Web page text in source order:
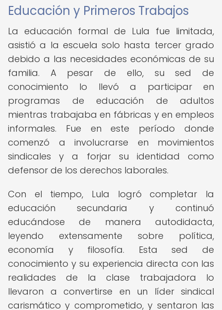
Educación y Primeros Trabajos
La educación formal de Lula fue limitada,
asistió a la escuela solo hasta tercer grado
debido a las necesidades económicas de su
familia. A pesar de ello, su sed de
conocimiento lo llevó a participar en
programas de educación de adultos
mientras trabajaba en fábricas y en empleos
informales. Fue en este período donde
comenzó a involucrarse en movimientos
sindicales y a forjar su identidad como
defensor de los derechos laborales.
Con el tiempo, Lula logró completar la
educación secundaria y continuó
educándose de manera autodidacta,
leyendo extensamente sobre política,
economía y filosofía. Esta sed de
conocimiento y su experiencia directa con las
realidades de la clase trabajadora lo
llevaron a convertirse en un líder sindical
carismático y comprometido, y sentaron las